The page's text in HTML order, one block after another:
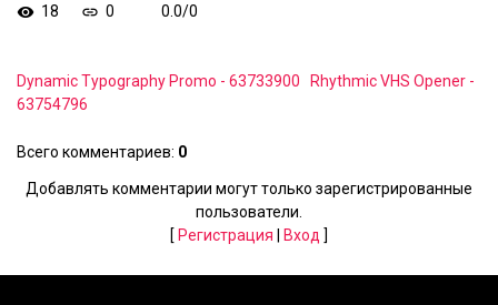
18 0 0.0/0
Dynamic Typography Promo - 63733900
Rhythmic VHS Opener -
63754796
Всего комментариев: 0
Добавлять комментарии могут только зарегистрированные
пользователи.
[ Регистрация Вход ]